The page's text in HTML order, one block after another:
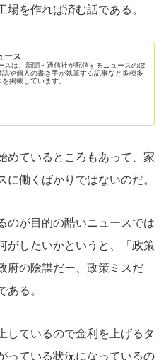
を作れば済む話である。
ース
スは、新聞・通信社が配信するニュースのほ
誌や個人の書き手が執筆する記事など多種多
掲載しています。
めているところもあって、家
働くばかりではないのだ。
のが目的の酷いニュースでは
がしたいかというと、「政策
府の陰謀だー、政策ミスだ
ある。
しているので金利を上げるタ
っている状況になっているの